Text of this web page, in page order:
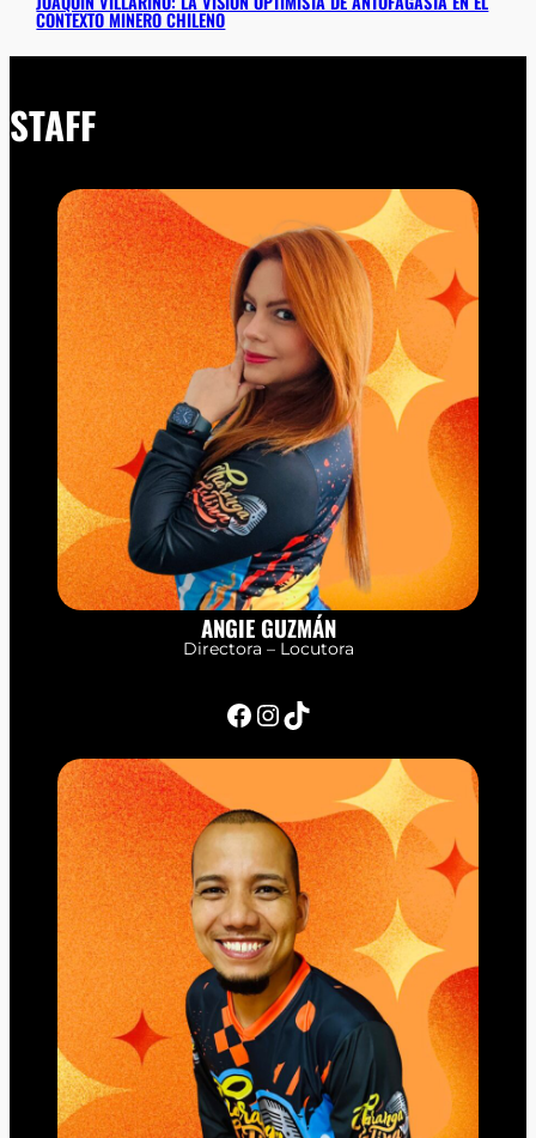
CONTEXTO MINERO CHILENO
STAFF
ANGIE GUZMÁN
Directora – Locutora
Facebook InstagramTikTok